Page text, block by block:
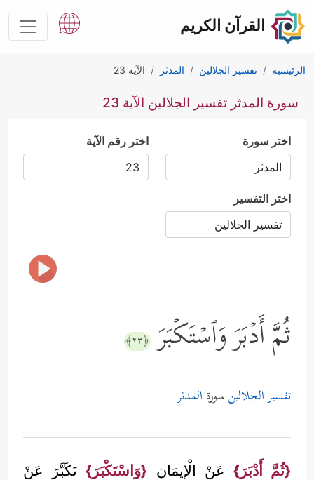
القرآن الكريم
الرئيسية تفسير الجلالين المدثر الآية 23
سورة المدثر تفسير الجلالين الآية 23
اختر سورة اختر رقم الآية
اختر التفسير
ثُمَّ أَدۡبَرَ وَٱسۡتَكۡبَرَ ﴿٢٣﴾
تفسير الجلالينسورة المدثر
{ثُمَّ أَدْبَرَ} عَنْ الْإِيمَان {وَاسْتَكْبَرَ}تَكَبَّرَ عَنْ